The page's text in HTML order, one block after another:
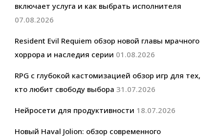
включает услуга и как выбрать исполнителя
07.08.2026
Resident Evil Requiem обзор новой главы мрачного
хоррора и наследия серии 01.08.2026
RPG с глубокой кастомизацией обзор игр для тех,
кто любит свободу выбора 31.07.2026
Нейросети для продуктивности 18.07.2026
Новый Haval Jolion: обзор современного